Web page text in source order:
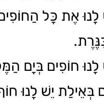
לָנוּ אֶת כָּל
לָנוּ חוֹפִים בְּיָם
בְּאֵילַת יֵשׁ לָנוּ